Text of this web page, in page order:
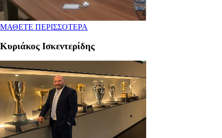
ΜΑΘΕΤΕ ΠΕΡΙΣΣΟΤΕΡΑ
Κυριάκος Ισκεντερίδης